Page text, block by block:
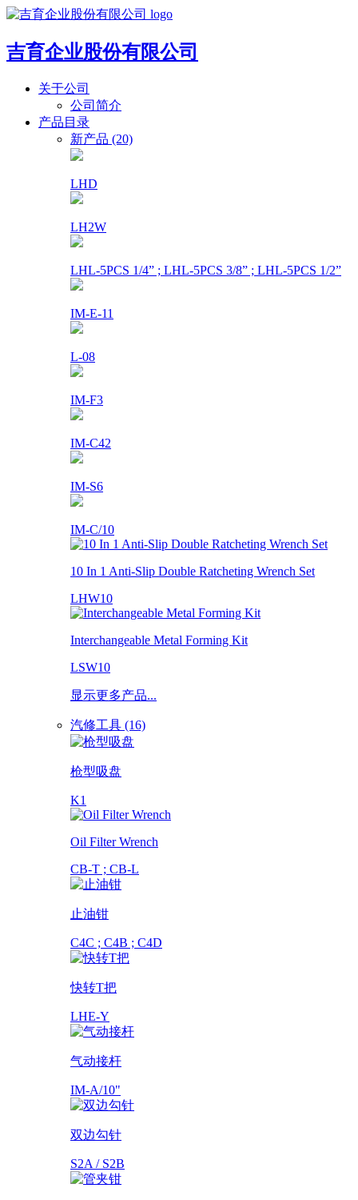
吉育企业股份有限公司
关于公司
公司简介
产品目录
新产品 (20)
LHD
LH2W
LHL-5PCS 1/4” ; LHL-5PCS 3/8” ; LHL-5PCS 1/2”
IM-E-11
L-08
IM-F3
IM-C42
IM-S6
IM-C/10
10 In 1 Anti-Slip Double Ratcheting Wrench Set
LHW10
Interchangeable Metal Forming Kit
LSW10
显示更多产品...
汽修工具 (16)
枪型吸盘
K1
Oil Filter Wrench
CB-T ; CB-L
止油钳
C4C ; C4B ; C4D
快转T把
LHE-Y
气动接杆
IM-A/10"
双边勾针
S2A / S2B